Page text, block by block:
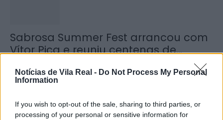
Notícias de Vila Real - Do Not Process My Personal
Information
If you wish to opt-out of the sale, sharing to third parties, or
processing of your personal or sensitive information for
Sabrosa Summer Fest arrancou com
Vítor Pica e reuniu centenas de...